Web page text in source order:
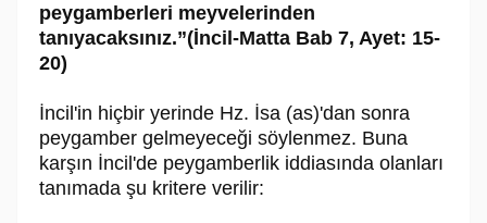
peygamberleri meyvelerinden
tanıyacaksınız.”(İncil-Matta Bab 7, Ayet: 15-
20)
İncil'in hiçbir yerinde Hz. İsa (as)'dan sonra
peygamber gelmeyeceği söylenmez. Buna
karşın İncil'de peygamberlik iddiasında olanları
tanımada şu kritere verilir: